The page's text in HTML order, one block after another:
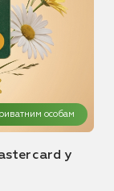
особам
у